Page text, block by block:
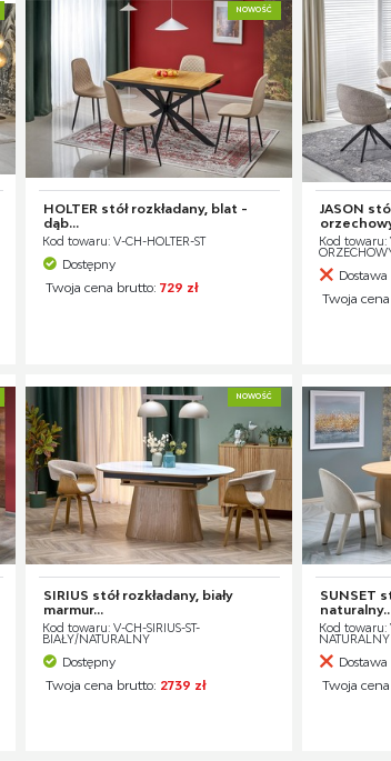
NOWOŚĆ
HOLTER stół rozkładany, blat -
dąb...
Kod towaru: V-CH-HOLTER-ST
Dostępny
Twoja cena brutto: 729 zł
JASON
Kod towaru:
Dostawa
Twoja
NOWOŚĆ
SIRIUS stół rozkładany, biały
marmur...
Kod towaru: V-CH-SIRIUS-ST-
BIAŁY/NATURALNY
Dostępny
Twoja cena brutto: 2739 zł
SUNSET
Kod towaru:
NATURALNY
Dostawa
Twoja